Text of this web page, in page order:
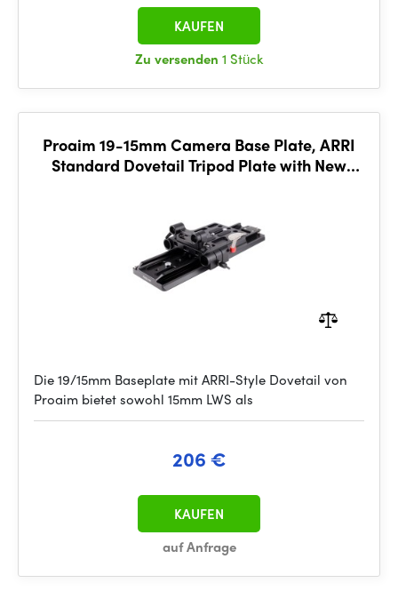
Zu versenden 1 Stück
KAUFEN
Proaim 19-15mm Camera Base Plate, ARRI
Standard Dovetail Tripod Plate with New
Die 19/15mm Baseplate mit ARRI-Style Dovetail von
Proaim bietet sowohl 15mm LWS als
206 €
auf Anfrage
KAUFEN